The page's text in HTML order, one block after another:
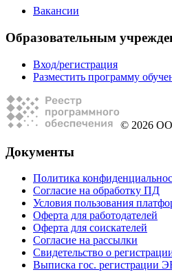
Вакансии
Образовательным
Вход/регистрация
Разместить программу
© 2026
Документы
Политика
Согласие на обработку ПД
Условия пользования
Оферта для работодателей
Оферта для соискателей
Согласие на рассылки
Свидетельство о
Выписка гос. регистрации